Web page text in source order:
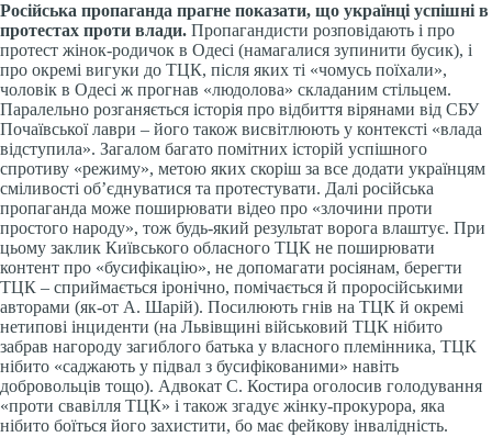
Російська пропаганда прагне показати, що українці успішні в
протестах проти влади. Пропагандисти розповідають і про
протест жінок-родичок в Одесі (намагалися зупинити бусик), і
про окремі вигуки до ТЦК, після яких ті «чомусь поїхали»,
чоловік в Одесі ж прогнав «людолова» складаним стільцем.
Паралельно розганяється історія про відбиття вірянами від СБУ
Почаївської лаври – його також висвітлюють у контексті «влада
відступила». Загалом багато помітних історій успішного
спротиву «режиму», метою яких скоріш за все додати українцям
сміливості об’єднуватися та протестувати. Далі російська
пропаганда може поширювати відео про «злочини проти
простого народу», тож будь-який результат ворога влаштує. При
цьому заклик Київського обласного ТЦК не поширювати
контент про «бусифікацію», не допомагати росіянам, берегти
ТЦК – сприймається іронічно, помічається й проросійськими
авторами (як-от А. Шарій). Посилюють гнів на ТЦК й окремі
нетипові інциденти (на Львівщині військовий ТЦК нібито
забрав нагороду загиблого батька у власного племінника, ТЦК
нібито «саджають у підвал з бусифікованими» навіть
добровольців тощо). Адвокат С. Костира оголосив голодування
«проти свавілля ТЦК» і також згадує жінку-прокурора, яка
нібито боїться його захистити, бо має фейкову інвалідність.